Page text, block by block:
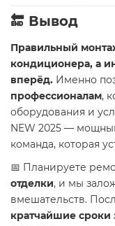
🔚 Вывод
Правильный
кондиционера, а
вперёд. Именно
профессионалам,
оборудования и
NEW 2025 —
команда, которая
📅 Планируете
отделки, и мы
вмешательств.
кратчайшие сроки